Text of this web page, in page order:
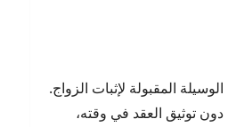
المقبولة لإثبات الزواج.
توثيق العقد في وقته،